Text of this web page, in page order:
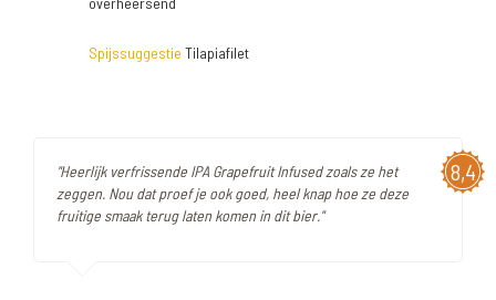
Spijssuggestie Tilapiafilet
8,4
"Heerlijk verfrissende IPA Grapefruit Infused zoals ze het
zeggen. Nou dat proef je ook goed, heel knap hoe ze deze
fruitige smaak terug laten komen in dit bier."